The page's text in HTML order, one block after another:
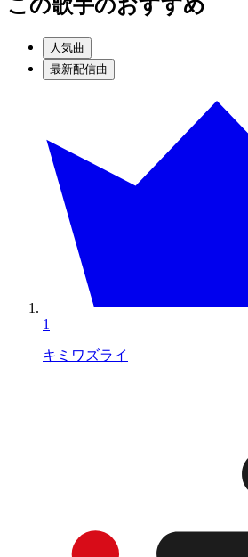
この歌手のおすすめ
人気曲
最新配信曲
1
キミワズライ